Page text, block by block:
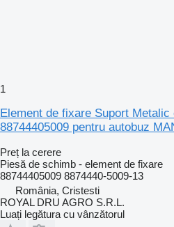
1
Element de fixare Suport
88744405009 pentru autobuz
Preț la cerere
Piesă de schimb - element de fixare
88744405009 8874440-5009-13
România, Cristesti
ROYAL DRU AGRO S.R.L.
Luați legătura cu vânzătorul